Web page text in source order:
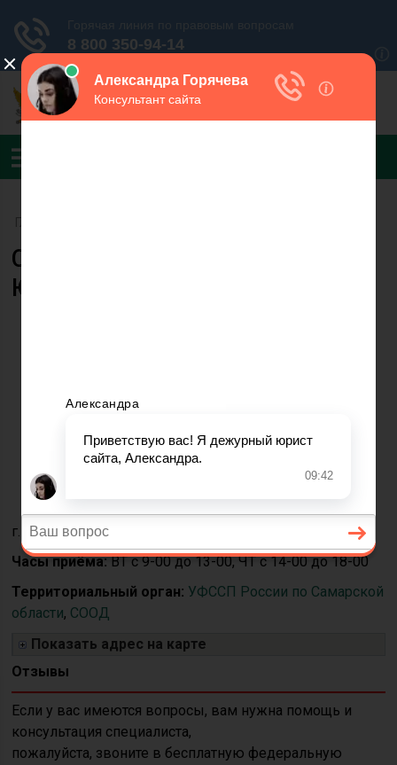
Судебный пристав Педосенко
Юрий Васильевич
дежурного)
Адрес:241050,
г.Брянск, ул. Дуки, 59
Часы приёма:ВТ с 9-00 до 13-00, ЧТ с 14-00 до 18-00
Территориальный орган: УФССП России по Самарской
области, СООД
Показать адрес на карте
Отзывы
Если у вас имеются вопросы, вам нужна помощь и
консультация специалиста,
пожалуйста, звоните в бесплатную федеральную